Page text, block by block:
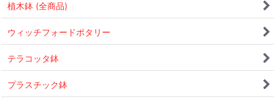
植木鉢 (全商品)
ウィッチフォードポタリー
テラコッタ鉢
プラスチック鉢